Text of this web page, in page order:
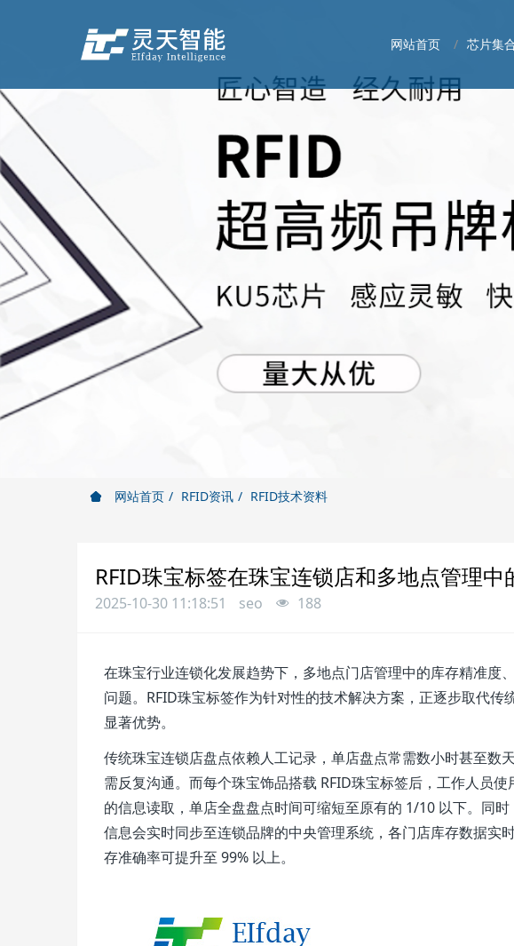
网站首页 芯片集
网站首页 RFID资讯 RFID技术资料
RFID珠宝标签在珠宝连锁店和多地点管理中
2025-10-30 11:18:51 seo 188
在珠宝行业连锁化发展趋势下，多地点门店管理中的库存精准度
问题。RFID珠宝标签作为针对性的技术解决方案，正逐步取代
显著优势。
传统珠宝连锁店盘点依赖人工记录，单店盘点常需数小时甚至数
需反复沟通。而每个珠宝饰品搭载 RFID珠宝标签后，工作人员
的信息读取，单店全盘盘点时间可缩短至原有的 1/10 以下。同
信息会实时同步至连锁品牌的中央管理系统，各门店库存数据实
存准确率可提升至 99% 以上。